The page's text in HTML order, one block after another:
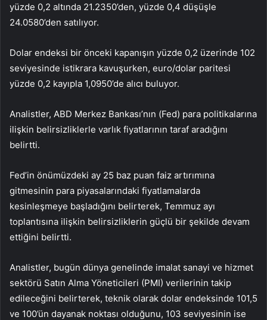
yüzde 0,2 altında 21.2350’den, yüzde 0,4 düşüşle
24.0580’den satılıyor.
Dolar endeksi bir önceki kapanışın yüzde 0,2 üzerinde 102
seviyesinde istikrara kavuşurken, euro/dolar paritesi
yüzde 0,2 kayıpla 1,0950’de alıcı buluyor.
Analistler, ABD Merkez Bankası’nın (Fed) para politikalarına
ilişkin belirsizliklerle varlık fiyatlarının taraf aradığını
belirtti.
Fed’in önümüzdeki ay 25 baz puan faiz artırımına
gitmesinin para piyasalarındaki fiyatlamalarda
kesinleşmeye başladığını belirterek, Temmuz ayı
toplantısına ilişkin belirsizliklerin güçlü bir şekilde devam
ettiğini belirtti.
Analistler, bugün dünya genelinde imalat sanayi ve hizmet
sektörü Satın Alma Yöneticileri (PMI) verilerinin takip
edileceğini belirterek, teknik olarak dolar endeksinde 101,5
ve 100’ün dayanak noktası olduğunu, 103 seviyesinin ise